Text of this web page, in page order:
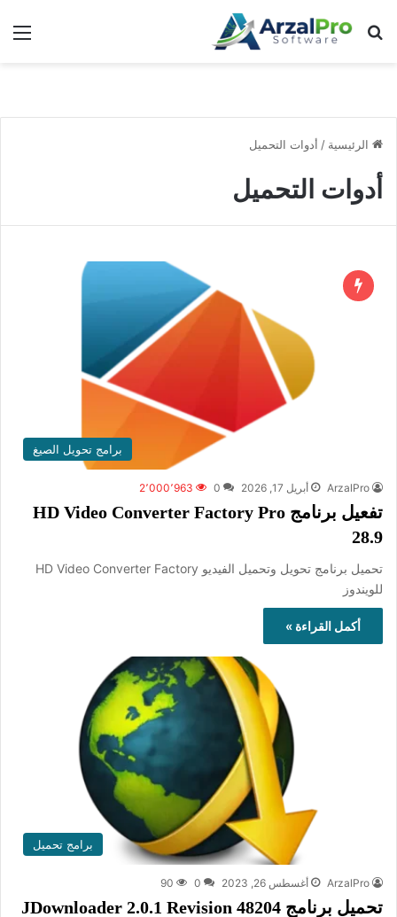
بحث عن
الرئيسية / أدوات التحميل
أدوات التحميل
برامج تحويل الصيغ
ArzalPro أبريل 17, 2026 0 2٬000٬963
تفعيل برنامج HD Video Converter Factory Pro
28.9
تحميل برنامج تحويل وتحميل الفيديو HD Video Converter Factory
للويندوز
أكمل القراءة »
برامج تحميل
ArzalPro أغسطس 26, 2023 0
90
تحميل برنامج JDownloader 2.0.1 Revision 48204